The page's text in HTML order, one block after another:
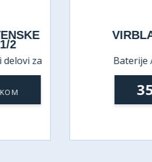
VIRBLA 1/2
Baterije /